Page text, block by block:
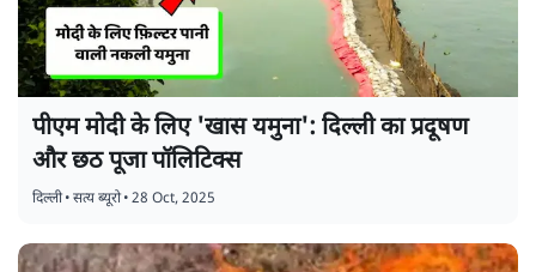
पीएम मोदी के लिए 'खास यमुना': दिल्ली का प्रदूषण
और छठ पूजा पॉलिटिक्स
दिल्ली•सत्य ब्यूरो•28 Oct, 2025